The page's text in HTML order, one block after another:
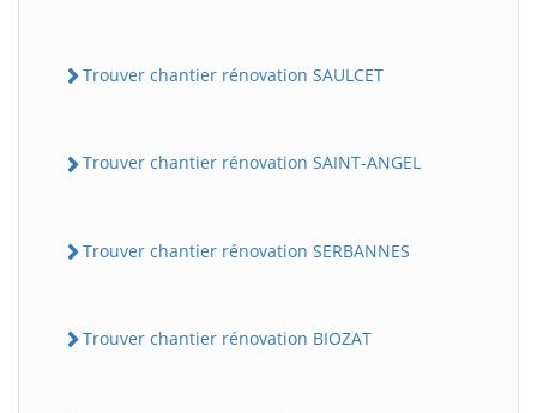
Trouver chantier rénovation SAULCET
Trouver chantier rénovation SAINT-ANGEL
Trouver chantier rénovation SERBANNES
Trouver chantier rénovation BIOZAT